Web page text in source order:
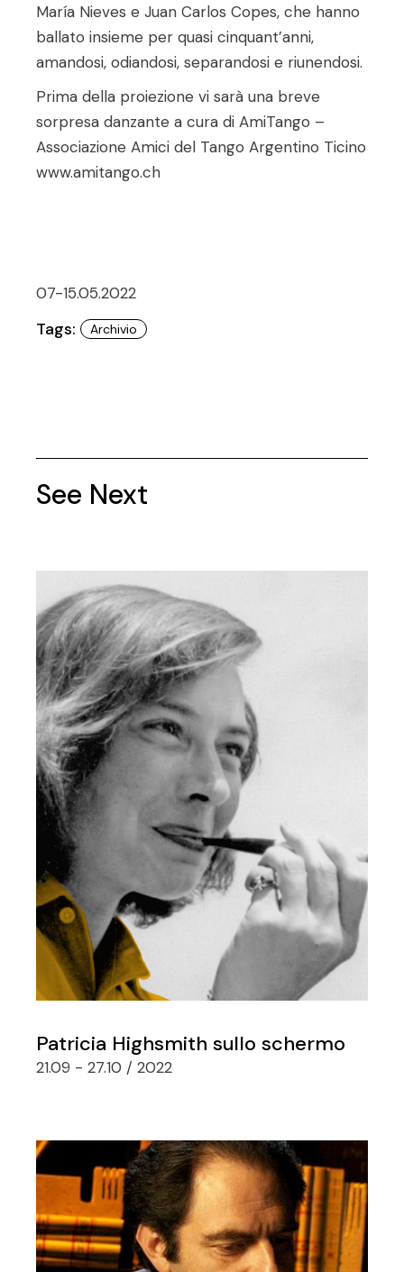
María Nieves e Juan Carlos Copes, che hanno
ballato insieme per quasi cinquant’anni,
amandosi, odiandosi, separandosi e riunendosi.
Prima della proiezione vi sarà una breve
sorpresa danzante a cura di AmiTango –
Associazione Amici del Tango Argentino Ticino
www.amitango.ch
07-15.05.2022
Tags: Archivio
See Next
Patricia Highsmith sullo schermo
21.09 - 27.10 / 2022